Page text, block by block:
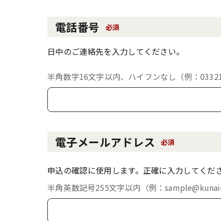
電話番号 必須
日中のご連絡先を入力してください。
半角数字16文字以内、ハイフンなし（例：
電子メールアドレス 必須
申込の確認に使用します。正確に入力してくだ
半角英数記号255文字以内（例：